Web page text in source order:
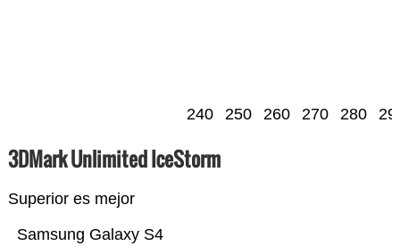
240 250 260 270 280
3DMark Unlimited IceStorm
Superior es mejor
Samsung Galaxy S4